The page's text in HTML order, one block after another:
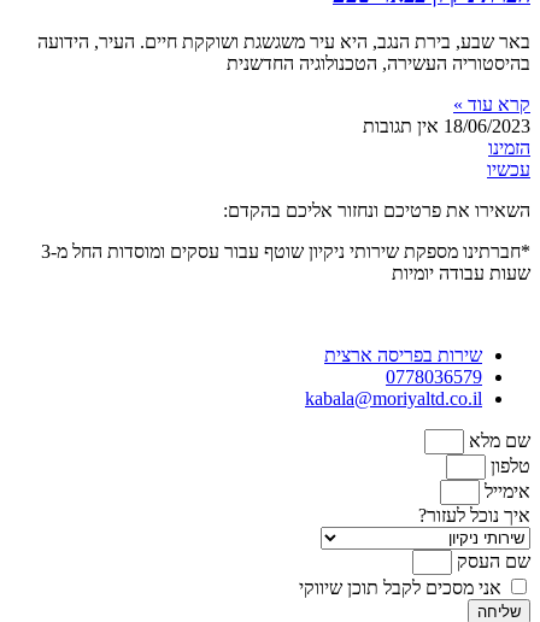
באר שבע, בירת הנגב, היא עיר משגשגת ושוקקת חיים. העיר, הידועה
בהיסטוריה העשירה, הטכנולוגיה החדשנית
קרא עוד »
18/06/2023 אין תגובות
הזמינו
עכשיו
השאירו את פרטיכם ונחזור אליכם בהקדם:
*חברתינו מספקת שירותי ניקיון שוטף עבור עסקים ומוסדות
החל מ-3
שעות עבודה יומיות
שירות בפריסה ארצית
0778036579
kabala@moriyaltd.co.il
שם מלא
טלפון
אימייל
איך נוכל לעזור?
שם העסק
אני מסכים לקבל תוכן שיווקי
שליחה